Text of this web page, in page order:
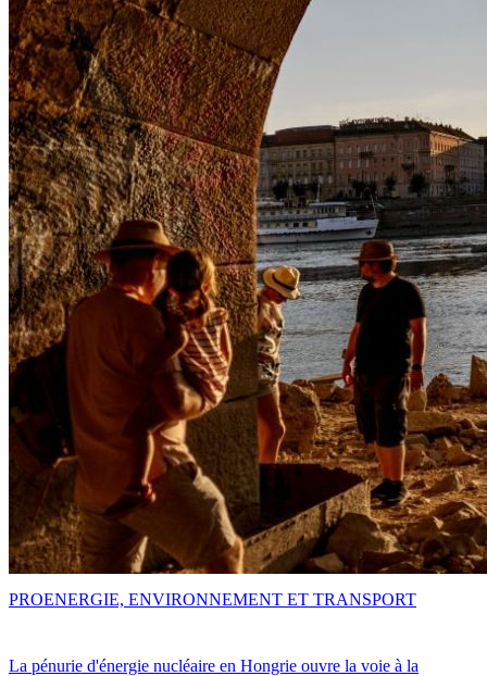
La pénurie d'énergie nucléaire en Hongrie ouvre la voie à la
PROENERGIE, ENVIRONNEMENT ET TRANSPORT